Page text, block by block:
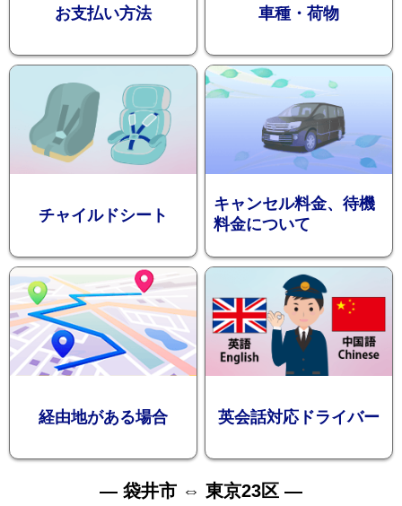
ション
お勧め
お支払い方法 車種・荷物
チャイルドシート
キャンセル料金、待機
料金について
経由地がある場合 英会話対応ドライバー
— 袋井市 ⇔ 東京23区 —